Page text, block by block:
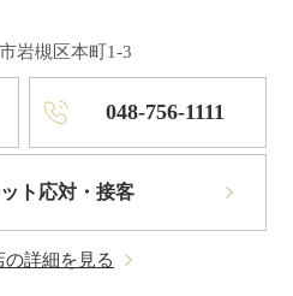
岩槻区本町1-3
048-756-1111
ト応対・接客
の詳細を見る